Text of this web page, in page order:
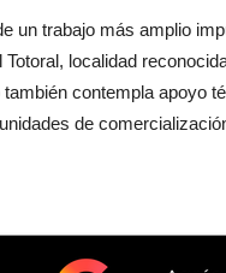
un trabajo más amplio
localidad
contempla apoyo
de